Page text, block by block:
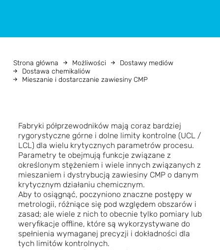
Strona główna Możliwości
Dostawy mediów
Dostawa chemikaliów
Mieszanie i dostarczanie zawiesiny CMP
Fabryki półprzewodników mają coraz bardziej
rygorystyczne górne i dolne limity kontrolne (UCL /
LCL) dla wielu krytycznych parametrów procesu.
Parametry te obejmują funkcje związane z
określonym stężeniem i wiele innych związanych z
mieszaniem i dystrybucją zawiesiny CMP o danym
krytycznym działaniu chemicznym.
Aby to osiągnąć, poczyniono znaczne postępy w
metrologii, różniące się pod względem obszarów i
zasad; ale wiele z nich to obecnie tylko pomiary lub
weryfikacje offline, które są wykorzystywane do
spełnienia wymaganej precyzji i dokładności dla
tych limitów kontrolnych.